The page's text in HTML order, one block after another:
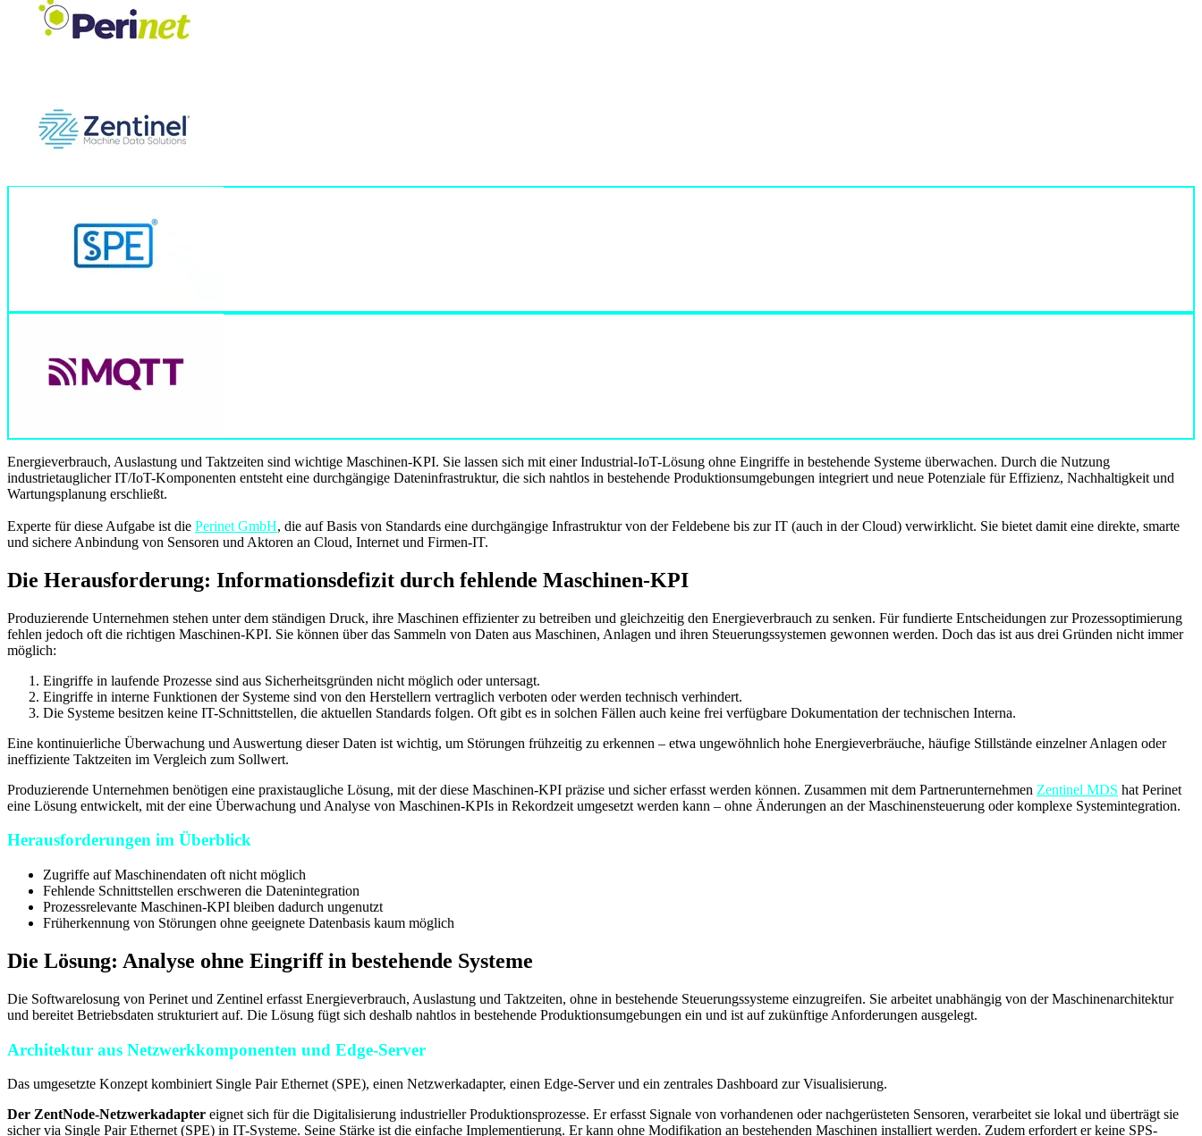
Energieverbrauch, Auslastung und Taktzeiten sind wichtige Maschinen-KPI. Sie lassen sich mit einer Industrial-IoT-Lösung ohne Eingriffe in bestehende Systeme überwachen. Durch die Nutzung
industrietauglicher IT/IoT-Komponenten entsteht eine durchgängige Dateninfrastruktur, die sich nahtlos in bestehende Produktionsumgebungen integriert und neue Potenziale für Effizienz, Nachhaltigkeit und
Wartungsplanung erschließt.
Experte für diese Aufgabe ist die Perinet GmbH, die auf Basis von Standards eine durchgängige Infrastruktur von der Feldebene bis zur IT (auch in der Cloud) verwirklicht. Sie bietet damit eine direkte, smarte
und sichere Anbindung von Sensoren und Aktoren an Cloud, Internet und Firmen-IT.
Die Herausforderung: Informationsdefizit durch fehlende Maschinen-KPI
Produzierende Unternehmen stehen unter dem ständigen Druck, ihre Maschinen effizienter zu betreiben und gleichzeitig den Energieverbrauch zu senken. Für fundierte Entscheidungen zur Prozessoptimierung
fehlen jedoch oft die richtigen Maschinen-KPI. Sie können über das Sammeln von Daten aus Maschinen, Anlagen und ihren Steuerungssystemen gewonnen werden. Doch das ist aus drei Gründen nicht immer
möglich:
Eingriffe in laufende Prozesse sind aus Sicherheitsgründen nicht möglich oder untersagt.
Eingriffe in interne Funktionen der Systeme sind von den Herstellern vertraglich verboten oder werden technisch verhindert.
Die Systeme besitzen keine IT-Schnittstellen, die aktuellen Standards folgen. Oft gibt es in solchen Fällen auch keine frei verfügbare Dokumentation der technischen Interna.
Eine kontinuierliche Überwachung und Auswertung dieser Daten ist wichtig, um Störungen frühzeitig zu erkennen – etwa ungewöhnlich hohe Energieverbräuche, häufige Stillstände einzelner Anlagen oder
ineffiziente Taktzeiten im Vergleich zum Sollwert.
Produzierende Unternehmen benötigen eine praxistaugliche Lösung, mit der diese Maschinen-KPI präzise und sicher erfasst werden können. Zusammen mit dem Partnerunternehmen Zentinel MDS hat Perinet
eine Lösung entwickelt, mit der eine Überwachung und Analyse von Maschinen-KPIs in Rekordzeit umgesetzt werden kann – ohne Änderungen an der Maschinensteuerung oder komplexe Systemintegration.
Herausforderungen im Überblick
Zugriffe auf Maschinendaten oft nicht möglich
Fehlende Schnittstellen erschweren die Datenintegration
Prozessrelevante Maschinen-KPI bleiben dadurch ungenutzt
Früherkennung von Störungen ohne geeignete Datenbasis kaum möglich
Die Lösung: Analyse ohne Eingriff in bestehende Systeme
Die Softwarelosung von Perinet und Zentinel erfasst Energieverbrauch, Auslastung und Taktzeiten, ohne in bestehende Steuerungssysteme einzugreifen. Sie arbeitet unabhängig von der Maschinenarchitektur
und bereitet Betriebsdaten strukturiert auf. Die Lösung fügt sich deshalb nahtlos in bestehende Produktionsumgebungen ein und ist auf zukünftige Anforderungen ausgelegt.
Architektur aus Netzwerkkomponenten und Edge-Server
Das umgesetzte Konzept kombiniert Single Pair Ethernet (SPE), einen Netzwerkadapter, einen Edge-Server und ein zentrales Dashboard zur Visualisierung.
Der ZentNode-Netzwerkadapter eignet sich für die Digitalisierung industrieller Produktionsprozesse. Er erfasst Signale von vorhandenen oder nachgerüsteten Sensoren, verarbeitet sie lokal und überträgt sie
sicher via Single Pair Ethernet (SPE) in IT-Systeme. Seine Stärke ist die einfache Implementierung. Er kann ohne Modifikation an bestehenden Maschinen installiert werden. Zudem erfordert er keine SPS-